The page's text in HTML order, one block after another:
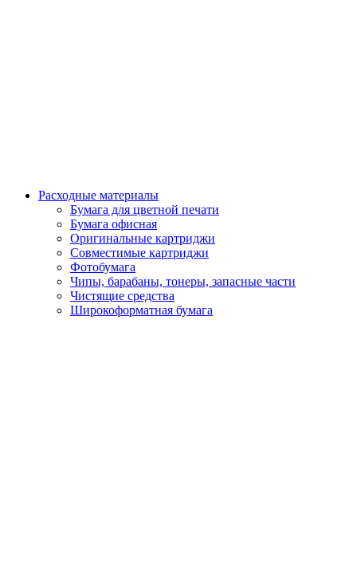
Расходные материалы
Бумага для цветной печати
Бумага офисная
Оригинальные картриджи
Совместимые картриджи
Фотобумага
Чипы, барабаны, тонеры, запасные части
Чистящие средства
Широкоформатная бумага